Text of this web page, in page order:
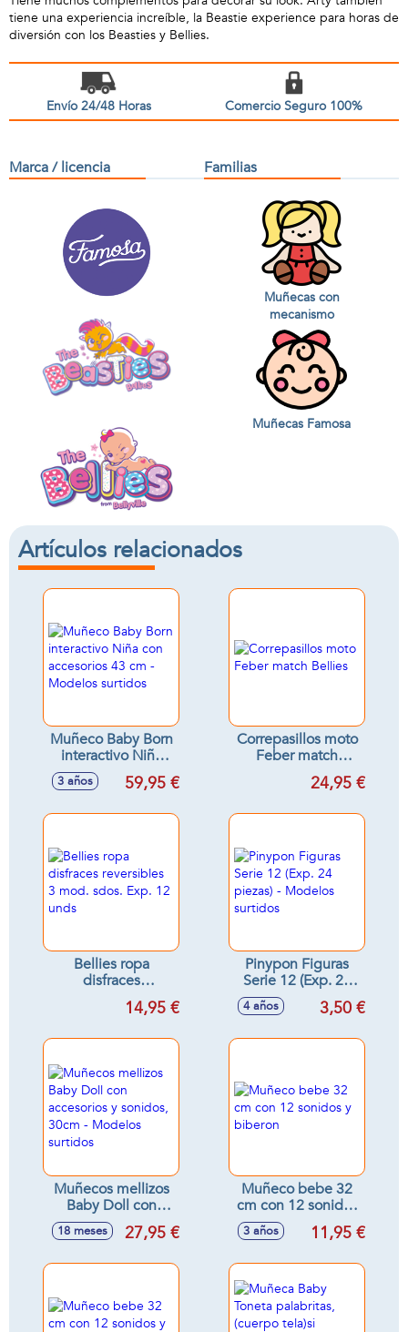
tiene una experiencia increíble, la Beastie experience para horas de
diversión con los Beasties y Bellies.
Envío 24/48 Horas Comercio Seguro 100%
Marca / licencia Familias
Muñecas con
mecanismo
Muñecas Famosa
Artículos relacionados
Muñeco Baby Born
interactivo Niña
con accesorios 43
cm - Modelos
3 años 59,95 €
Correpasillos moto
Feber match
Bellies24,95 €
Bellies ropa
disfraces
reversibles 3 mod.
sdos. Exp. 12 unds
14,95 €
Pinypon Figuras
Serie 12 (Exp. 24
piezas) - Modelos
surtidos
4 años 3,50 €
Muñecos mellizos
Baby Doll con
accesorios y
sonidos, 30cm -
18 meses 27,95 €
Muñeco bebe 32
cm con 12 sonidos
y biberon
3 años 11,95 €